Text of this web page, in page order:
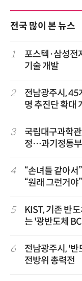
전국 많이 본 뉴스
1
포스텍·삼성전
기술 개발
2
전남광주시,
명 추진단 확대
3
국립대구과학
정…과기정통부
4
“손녀들 같아서
“원래 그런거야”
5
KIST, 기존 반
는 '광반도체
6
전남광주시, '
전방위 총력전